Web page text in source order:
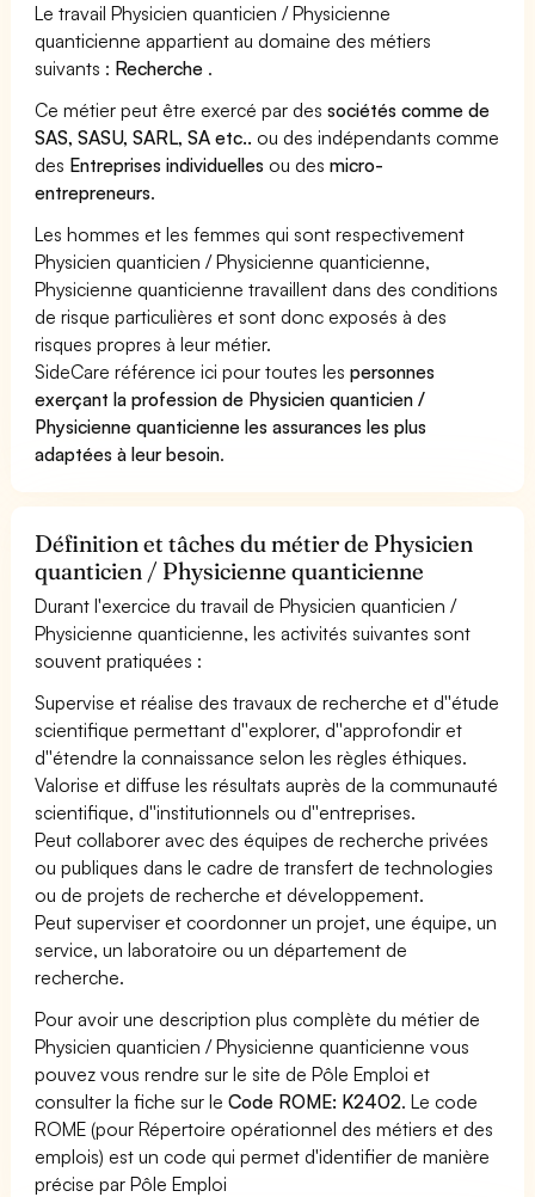
Le travail Physicien quanticien / Physicienne
quanticienne appartient au domaine des métiers
suivants : Recherche .
Ce métier peut être exercé par dessociétés comme de
SAS, SASU, SARL, SA etc.. ou des indépendants comme
des Entreprises individuelles ou desmicro-
entrepreneurs.
Les hommes et les femmes qui sont respectivement
Physicien quanticien / Physicienne quanticienne,
Physicienne quanticienne travaillent dans des conditions
de risque particulières et sont donc exposés à des
risques propres à leur métier.
SideCare référence ici pour toutes lespersonnes
exerçant la profession de Physicien quanticien /
Physicienne quanticienne les assurances les plus
adaptées à leur besoin.
Définition et tâches du métier de Physicien
quanticien / Physicienne quanticienne
Durant l'exercice du travail de Physicien quanticien /
Physicienne quanticienne, les activités suivantes sont
souvent pratiquées :
Supervise et réalise des travaux de recherche et d''étude
scientifique permettant d''explorer, d''approfondir et
d''étendre la connaissance selon les règles éthiques.
Valorise et diffuse les résultats auprès de la communauté
scientifique, d''institutionnels ou d''entreprises.
Peut collaborer avec des équipes de recherche privées
ou publiques dans le cadre de transfert de technologies
ou de projets de recherche et développement.
Peut superviser et coordonner un projet, une équipe, un
service, un laboratoire ou un département de
recherche.
Pour avoir une description plus complète du métier de
Physicien quanticien / Physicienne quanticienne vous
pouvez vous rendre sur le site de Pôle Emploi et
consulter la fiche sur leCode ROME: K2402. Le code
ROME (pour Répertoire opérationnel des métiers et des
emplois) est un code qui permet d'identifier de manière
précise par Pôle Emploi